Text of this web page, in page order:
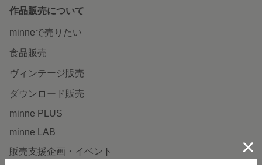
作品販売について
minneで売りたい
食品販売
ヴィンテージ販売
ダウンロード販売
minne PLUS
minne LAB
販売支援企画・イベント